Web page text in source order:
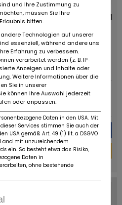
7.959 KM
Zabytkowy samochód
Pierwsza rejestracja:
1971
Wiadomość
finansowania
bytarifcheck
und Ihre Zustimmung zu
müssen Sie Ihre
bitten.
Technologien auf unserer
essenziell, während andere uns
Erfahrung zu verbessern.
verarbeitet werden (z. B. IP-
Anzeigen und Inhalte oder
Weitere Informationen über die
Sie in unserer
können Ihre Auswahl jederzeit
oder anpassen.
Daten in den USA. Mit
Services stimmen Sie auch der
USA gemäß Art. 49 (1) lit. a DSGVO
Land mit unzureichendem
ein. So besteht etwa das Risiko,
Daten in
ohne bestehende